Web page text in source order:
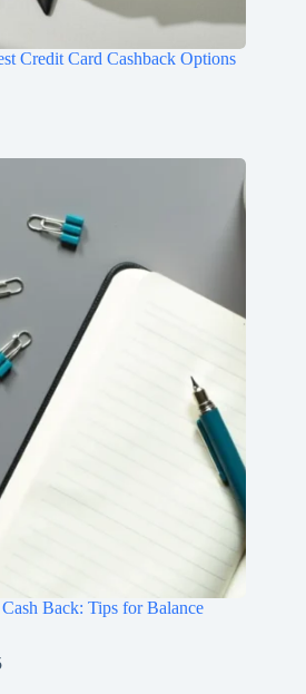
Credit Card Cashback Options
Back: Tips for Balance